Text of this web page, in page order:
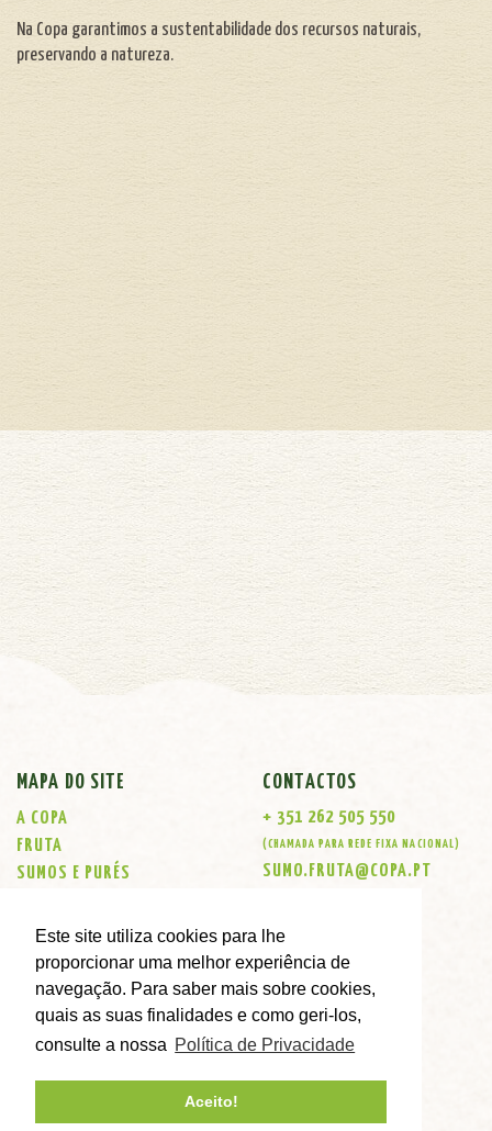
Este site utiliza cookies para lhe
proporcionar uma melhor experiência de
navegação. Para saber mais sobre cookies,
quais as suas finalidades e como geri-los,
consulte a nossa Política de Privacidade
Aceito!
Na Copa garantimos a sustentabilidade dos recursos naturais,
preservando a natureza.
MAPA DO SITE
A COPA
FRUTA
SUMOS E PURÉS
LOJAS
CONTACTOS
ENCOMENDAS ONLINE
CONTACTOS
+ 351 262 505 550
(CHAMADA PARA REDE FIXA NACIONAL)
SUMO.FRUTA@COPA.PT